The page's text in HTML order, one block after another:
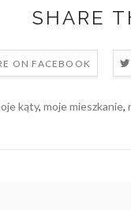
SHARE
ON FACEBOOK
kąty, moje mieszkanie,